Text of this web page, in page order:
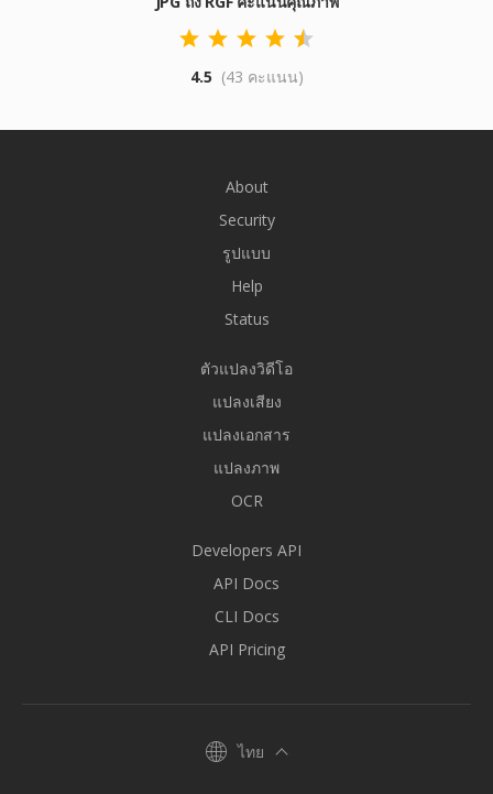
4.5 (43 คะแนน)
About
Security
รูปแบบ
Help
Status
ตัวแปลงวิดีโอ
แปลงเสียง
แปลงเอกสาร
แปลงภาพ
OCR
Developers API
API Docs
CLI Docs
API Pricing
ไทย